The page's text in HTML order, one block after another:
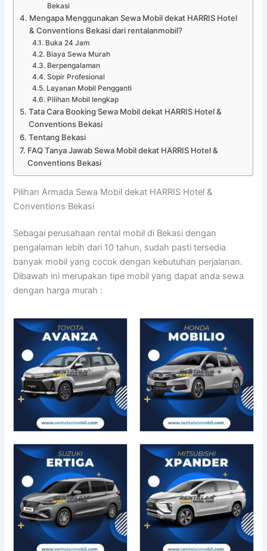
Bekasi
Mengapa Menggunakan Sewa Mobil dekat HARRIS Hotel
& Conventions Bekasi dari rentalanmobil?
Buka 24 Jam
Biaya Sewa Murah
Berpengalaman
Sopir Profesional
Layanan Mobil Pengganti
Pilihan Mobil lengkap
Tata Cara Booking Sewa Mobil dekat HARRIS Hotel &
Conventions Bekasi
Tentang Bekasi
FAQ Tanya Jawab Sewa Mobil dekat HARRIS Hotel &
Conventions Bekasi
Pilihan Armada Sewa Mobil dekat HARRIS Hotel &
Conventions Bekasi
Sebagai perusahaan rental mobil di Bekasi dengan
pengalaman lebih dari 10 tahun, sudah pasti tersedia
banyak mobil yang cocok dengan kebutuhan perjalanan.
Dibawah ini merupakan tipe mobil yang dapat anda sewa
dengan harga murah :